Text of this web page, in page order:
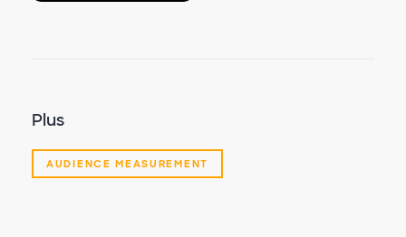
Plus
AUDIENCE MEASUREMENT